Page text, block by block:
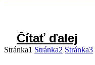
Čítať ďalej
Stránka1 Stránka2 Stránka3